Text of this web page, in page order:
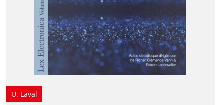
U. Laval